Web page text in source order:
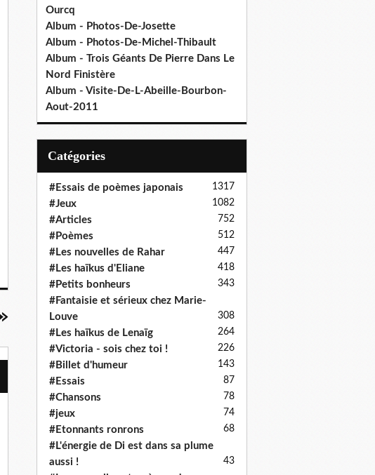
Ourcq
Album - Photos-De-Josette
Album - Photos-De-Michel-Thibault
Album - Trois Géants De Pierre Dans Le
Nord Finistère
Album - Visite-De-L-Abeille-Bourbon-
Aout-2011
Catégories
#Essais de poèmes japonais 1317
#Jeux 1082
#Articles 752
#Poèmes 512
#Les nouvelles de Rahar 447
#Les haïkus d'Eliane 418
#Petits bonheurs 343
#Fantaisie et sérieux chez Marie-
Louve
308
#Les haïkus de Lenaïg 264
#Victoria - sois chez toi ! 226
#Billet d'humeur 143
#Essais 87
#Chansons 78
#jeux 74
#Etonnants ronrons 68
#L'énergie de Di est dans sa plume
aussi !
43